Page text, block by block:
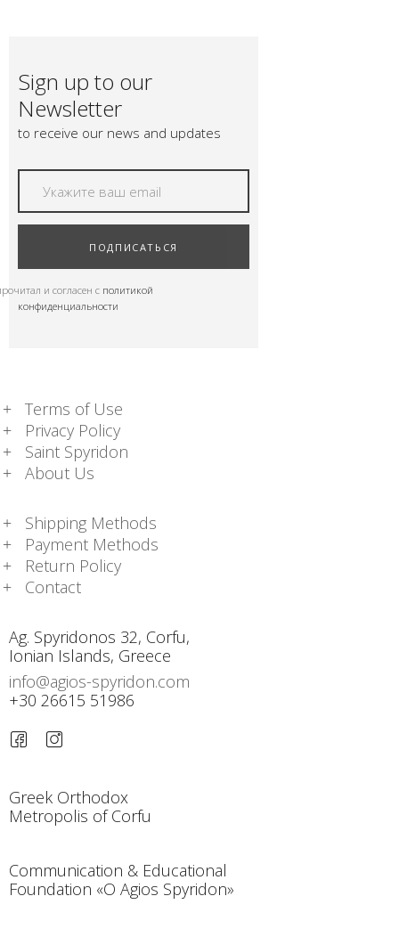
Sign up to our
Newsletter
to receive our news and updates
ПОДПИСАТЬСЯ
и согласен с политикой
конфиденциальности
Terms of Use
Privacy Policy
Saint Spyridon
About Us
Shipping Methods
Payment Methods
Return Policy
Contact
Ag. Spyridonos 32, Corfu,
Ionian Islands, Greece
info@agios-spyridon.com
+30 26615 51986
Greek Orthodox
Metropolis of Corfu
Communication & Educational
Foundation «O Agios Spyridon»